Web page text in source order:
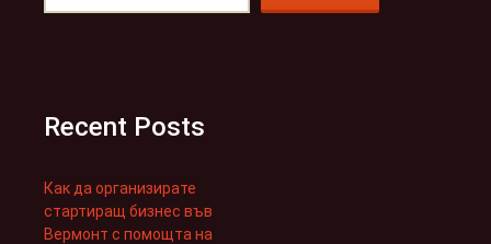
Recent Posts
Как да организирате
стартиращ бизнес във
Вермонт с помощта на